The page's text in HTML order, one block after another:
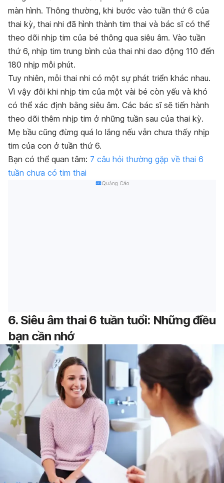
màn hình. Thông thường, khi bước vào tuần thứ 6 của
thai kỳ, thai nhi đã hình thành tim thai và bác sĩ có thể
theo dõi nhịp tim của bé thông qua siêu âm. Vào tuần
thứ 6, nhịp tim trung bình của thai nhi dao động 110 đến
180 nhịp mỗi phút.
Tuy nhiên, mỗi thai nhi có một sự phát triển khác nhau.
Vì vậy đôi khi nhịp tim của một vài bé còn yếu và khó
có thể xác định bằng siêu âm. Các bác sĩ sẽ tiến hành
theo dõi thêm nhịp tim ở những tuần sau của thai kỳ.
Mẹ bầu cũng đừng quá lo lắng nếu vẫn chưa thấy nhịp
tim của con ở tuần thứ 6.
Bạn có thể quan tâm: 7 câu hỏi thường gặp về thai 6
tuần chưa có tim thai
Quảng Cáo
6. Siêu âm thai 6 tuần tuổi: Những điều
bạn cần nhớ